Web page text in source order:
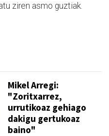
ziren asmo guztiak.
Mikel Arregi:
"Zoritxarrez,
urrutikoaz gehiago
dakigu gertukoaz
baino"